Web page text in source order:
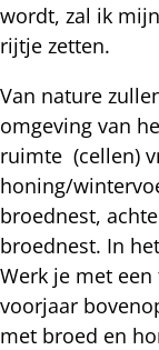
wordt, zal ik
rijtje zetten.
Van nature
omgeving van
ruimte (cellen)
honing/
broednest,
broednest. In
Werk je met
voorjaar
met broed en